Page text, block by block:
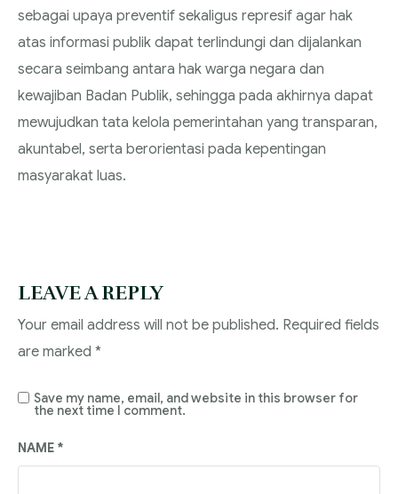
sebagai upaya preventif sekaligus represif agar hak
atas informasi publik dapat terlindungi dan dijalankan
secara seimbang antara hak warga negara dan
kewajiban Badan Publik, sehingga pada akhirnya dapat
mewujudkan tata kelola pemerintahan yang transparan,
akuntabel, serta berorientasi pada kepentingan
masyarakat luas.
LEAVE A REPLY
Your email address will not be published. Required fields
are marked *
NAME *
Save my name, email, and website in this browser for
the next time I comment.